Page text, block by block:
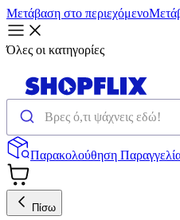
Μετάβαση στο περιεχόμενο
Όλες οι κατηγορίες
Παρακολούθηση
Πίσω